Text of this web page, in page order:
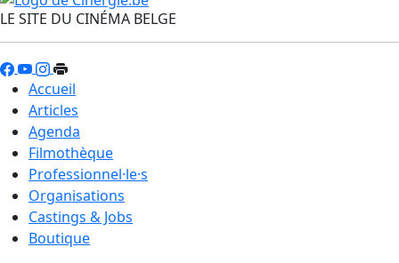
LE SITE DU CINÉMA BELGE
Accueil
Articles
Agenda
Filmothèque
Professionnel·le·s
Organisations
Castings & Jobs
Boutique